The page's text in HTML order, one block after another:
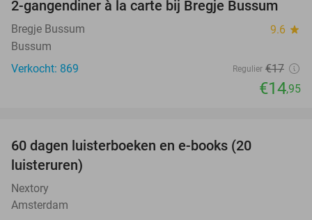
12%
2-gangendiner à la carte bij Bregje Bussum
Bregje Bussum 9.6 star
Bussum
Verkocht: 869
Regulier €17
€14,95
60 dagen luisterboeken en e-books (20
luisteruren)
Nextory
Amsterdam